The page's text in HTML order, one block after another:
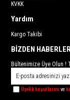
KVKK
Yardım
Kargo Takibi
BİZDEN
Bültenimize Üye Olun !
Üyelik koşullarınıve